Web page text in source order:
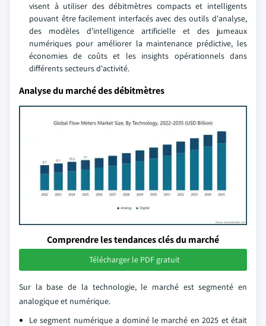
visent à utiliser des débitmètres compacts et intelligents
pouvant être facilement interfacés avec des outils d'analyse,
des modèles d'intelligence artificielle et des jumeaux
numériques pour améliorer la maintenance prédictive, les
économies de coûts et les insights opérationnels dans
différents secteurs d'activité.
Analyse du marché des débitmètres
Comprendre les tendances clés du marché
Télécharger le PDF gratuit
Sur la base de la technologie, le marché est segmenté en
analogique et numérique.
Le segment numérique a dominé le marché en 2025 et était